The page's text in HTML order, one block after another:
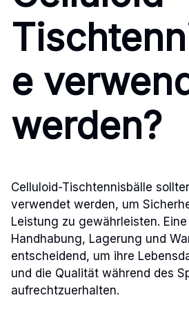
e
werden?
Celluloid-Tischtennisbälle
verwendet werden, um
Leistung zu gewährleisten.
Handhabung, Lagerung und
entscheidend, um ihre
und die Qualität während des
aufrechtzuerhalten.